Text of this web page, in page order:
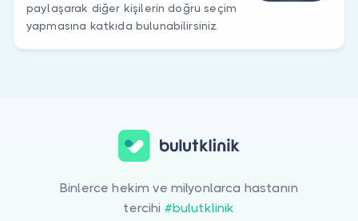
paylaşarak diğer kişilerin doğru seçim
yapmasına katkıda bulunabilirsiniz.
Binlerce hekim ve milyonlarca hastanın
tercihi #bulutklinik